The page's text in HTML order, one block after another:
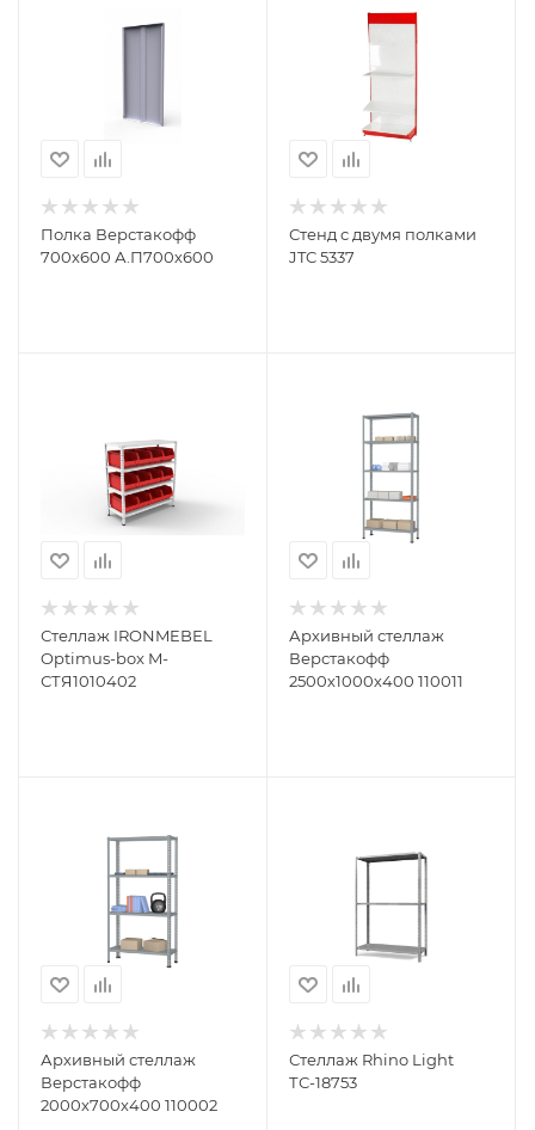
Полка Верстакофф
700х600 А.П700х600
Стенд с двумя полками
JTC 5337
Стеллаж IRONMEBEL
Optimus-box M-
СТЯ1010402
Архивный стеллаж
Верстакофф
2500х1000х400 110011
Архивный стеллаж
Верстакофф
2000х700х400 110002
Стеллаж Rhino Light
ТС-18753